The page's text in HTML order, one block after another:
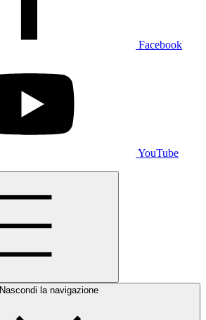
Facebook
YouTube
Nascondi la navigazione